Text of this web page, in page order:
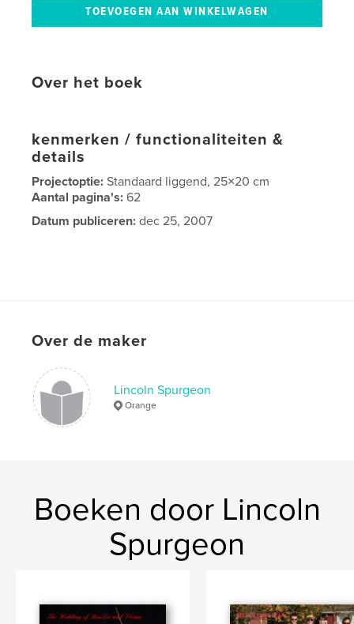
Over het boek
kenmerken / functionaliteiten &
details
Projectoptie:Standaard liggend, 25×20 cm
Aantal pagina's:62
Datum publiceren: dec 25, 2007
Over de maker
Lincoln Spurgeon
Orange
Boeken door Lincoln
Spurgeon